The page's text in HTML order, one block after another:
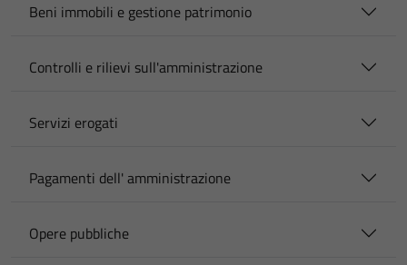
Beni immobili e gestione patrimonio
Controlli e rilievi sull'amministrazione
Servizi erogati
Pagamenti dell' amministrazione
Opere pubbliche